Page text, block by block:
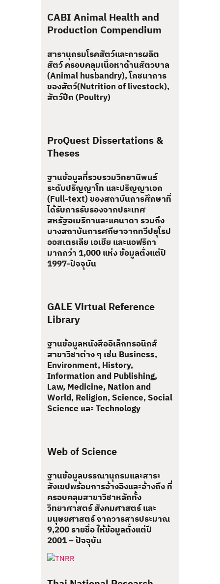
CABI Animal Health and
Production Compendium
สารานุกรมโรคสัตว์และการผลิต
สัตว์ ครอบคลุมเนื้อหาด้านสัตวบาล
(Animal husbandry), โภชนาการ
ของสัตว์(Nutrition of livestock),
สัตว์ปีก (Poultry)
ProQuest Dissertations &
Theses
ฐานข้อมูลที่รวบรวมวิทยานิพนธ์
ระดับปริญญาโท และปริญญาเอก
(Full-text) ของสถาบันการศึกษาที่
ได้รับการรับรองจากประเทศ
สหรัฐอเมริกาและแคนาดา รวมถึง
บางสถาบันการศกึษาจากทวีปยุโรป
ออสเตรเลีย เอเชีย และแอฟริกา
มากกว่า 1,000 แห่ง ข้อมูลตั้งแต่ปี
1997-ปัจจุบัน
GALE Virtual Reference
Library
ฐานข้อมูลหนังสืออิเล็กทรอนิกส์
สาขาวิชาต่าง ๆ เช่น Business,
Environment, History,
Information and Publishing,
Law, Medicine, Nation and
World, Religion, Science, Social
Science และ Technology
Web of Science
ฐานข้อมูลบรรณานุกรมและสาระ
สังเขปพร้อมการอ้างอิงและอ้างถึง ที่
ครอบคลุมสาขาวิชาหลักทั้ง
วิทยาศาสตร์ สังคมศาสตร์ และ
มนุษยศาสตร์ จากวารสารประมาณ
9,200 รายชื่อ ให้ข้อมูลตั้งแต่ปี
2001 – ปัจจุบัน